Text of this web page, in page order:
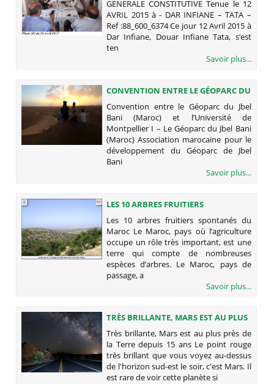
GENERALE CONSTITUTIVE Tenue le 12
AVRIL 2015 à - DAR INFIANE – TATA –
Ref :88_600_6374 Ce jour 12 Avril 2015 à
Dar Infiane, Douar Infiane Tata, s’est
ten
Savoir plus...
CONVENTION ENTRE LE GÉOPARC DU
JBEL BANI (MAROC) ET L’UNIVERSITÉ
DE MONTPELLIER
Convention entre le Géoparc du Jbel
Bani (Maroc) et l’Université de
Montpellier I – Le Géoparc du Jbel Bani
(Maroc) Association marocaine pour le
développement du Géoparc de Jbel
Bani
Savoir plus...
LES 10 ARBRES FRUITIERS
SPONTANÉS DU MAROC
Les 10 arbres fruitiers spontanés du
Maroc Le Maroc, pays où l’agriculture
occupe un rôle très important, est une
terre qui compte de nombreuses
espèces d’arbres. Le Maroc, pays de
passage, a
Savoir plus...
TRÈS BRILLANTE, MARS EST AU PLUS
PRÈS DE LA TERRE DEPUIS 15 ANS
Très brillante, Mars est au plus près de
la Terre depuis 15 ans Le point rouge
très brillant que vous voyez au-dessus
de l'horizon sud-est le soir, c'est Mars. Il
est rare de voir cette planète si